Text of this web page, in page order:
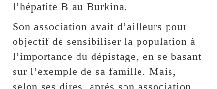
l’hépatite B au Burkina.
Son association avait d’ailleurs pour
objectif de sensibiliser la population à
l’importance du dépistage, en se basant
sur l’exemple de sa famille. Mais,
selon ses dires, après son association,